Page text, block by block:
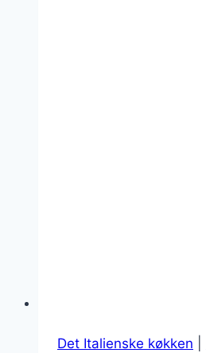
Det Italienske køkken